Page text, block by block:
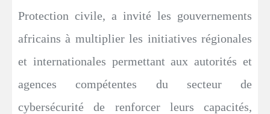
Protection civile, a invité les gouvernements
africains à multiplier les initiatives régionales
et internationales permettant aux autorités et
agences compétentes du secteur de
cybersécurité de renforcer leurs capacités,